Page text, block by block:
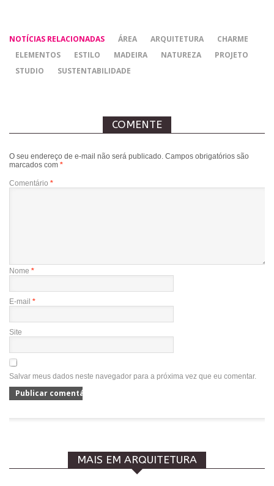
NOTÍCIAS RELACIONADAS ÁREA ARQUITETURA
CHARME
ELEMENTOS
ESTILO MADEIRA NATUREZA
PROJETO
STUDIO
SUSTENTABILIDADE
COMENTE
O seu endereço de e-mail não será publicado. Campos obrigatórios são
marcados com *
Comentário *
Nome *
E-mail *
Site
Salvar meus dados neste navegador para a próxima vez que eu comentar.
MAIS EM ARQUITETURA